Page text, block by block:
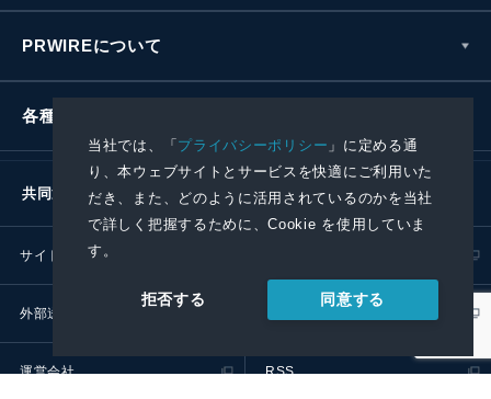
当社では、「プライバシーポリシー 」に定める通
り、本ウェブサイトとサービスを快適にご利用いた
だき、また、どのように活用されているのかを当社
で詳しく把握するために、Cookie を使用していま
す。
拒否する 同意する
PRWIREについて
各種お問い合わせ
共同通信社グループ
サイトポリシー
外部送信ポリシー
運営会社 RSS